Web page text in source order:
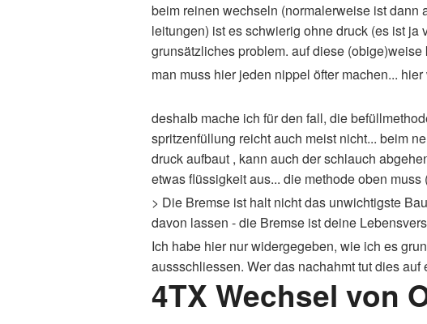
beim reinen wechseln (normalerweise ist dann
leitungen) ist es schwierig ohne druck (es ist ja
grunsätzliches problem. auf diese
man muss hier jeden nippel öfter machen...
deshalb mache ich für den fall, die
spritzenfüllung reicht auch meist nicht... beim
druck aufbaut , kann auch der schlauch
etwas flüssigkeit aus... die methode oben
> Die Bremse ist halt nicht das unwichtigste
davon lassen - die Bremse ist deine
Ich habe hier nur widergegeben, wie ich es
aussschliessen. Wer das nachahmt tut dies
4TX Wechsel von